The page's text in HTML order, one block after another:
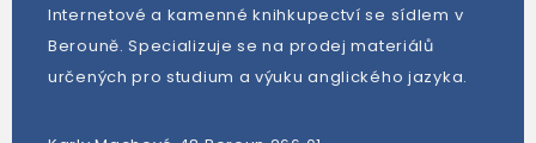
Internetové a kamenné knihkupectví se sídlem v
Berouně. Specializuje se na prodej materiálů
určených pro studium a výuku anglického jazyka.